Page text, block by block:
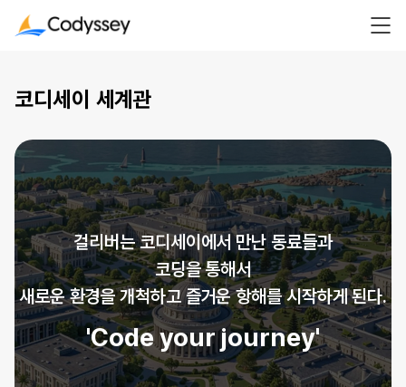
코디세이 세계관
걸리버는 코디세이에서 만난 동료들과
코딩을 통해서
새로운 환경을 개척하고 즐거운 항해를 시작하게 된다.
'Code your journey'